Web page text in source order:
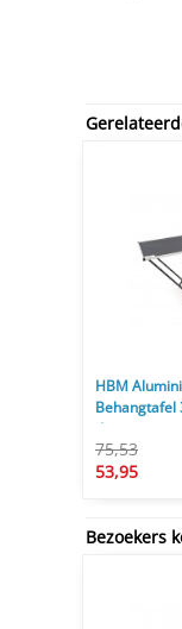
HBM
Behangtafel
75,53
53,95
Bezoekers